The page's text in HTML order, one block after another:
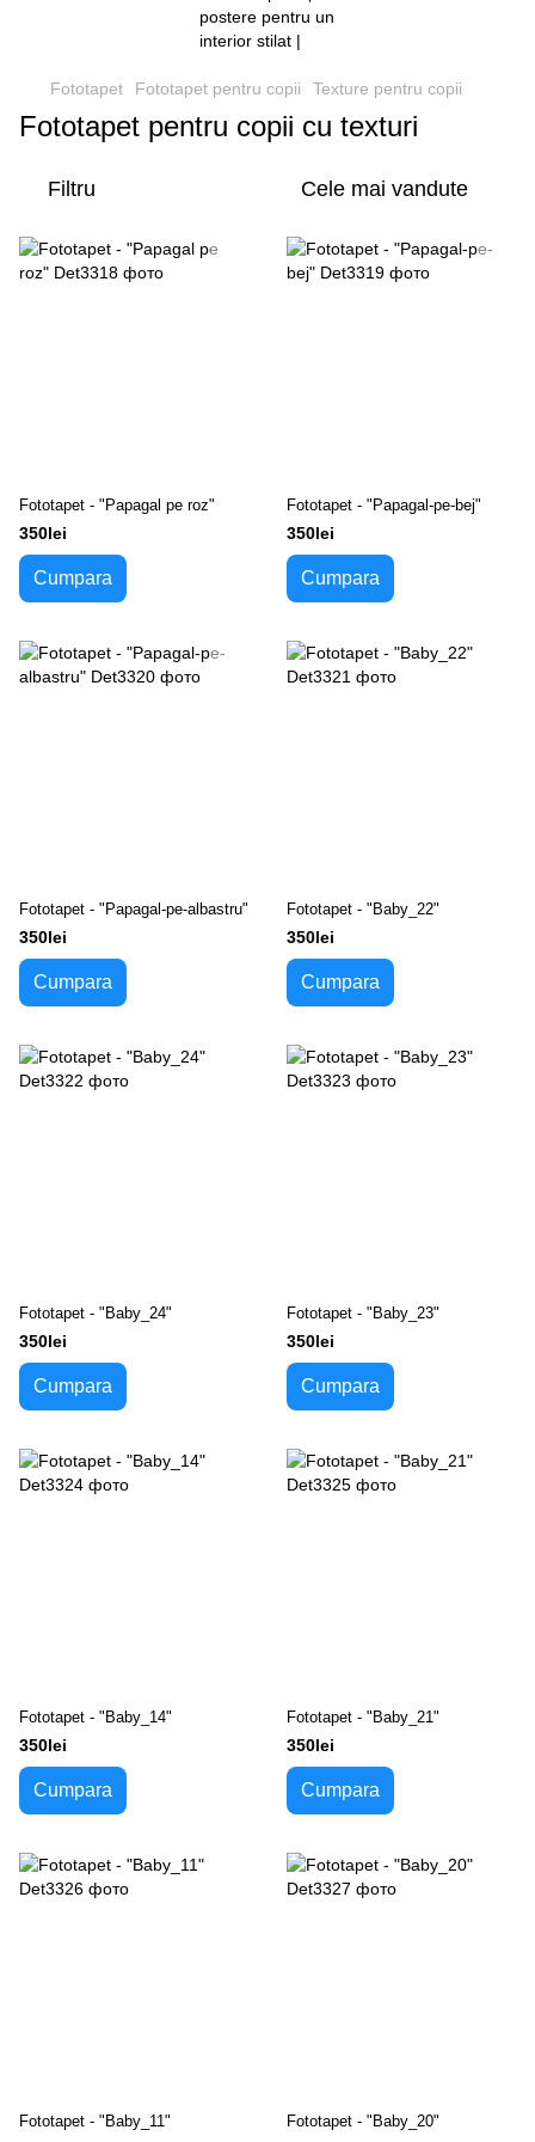
Fototapet Fototapet pentru copii Texture pentru copii
Fototapet pentru copii cu texturi
Filtru Cele mai vandute
Fototapet - "Papagal pe roz"
350lei
Cumpara
Fototapet - "Papagal-pe-bej"
350lei
Cumpara
Fototapet - "Papagal-pe-albastru"
350lei
Cumpara
Fototapet - "Baby_22"
350lei
Cumpara
Fototapet - "Baby_24"
350lei
Cumpara
Fototapet - "Baby_23"
350lei
Cumpara
Fototapet - "Baby_14"
350lei
Cumpara
Fototapet - "Baby_21"
350lei
Cumpara
Fototapet - "Baby_11" Fototapet - "Baby_20"